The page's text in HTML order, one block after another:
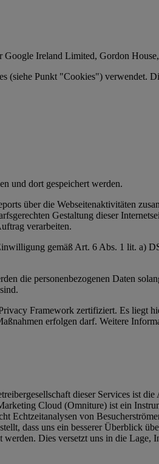
Ireland Limited, Gordon
(siehe Punkt "Cookies") verwendet.
und dort gespeichert werden.
über die Webseitenaktivitäten
Gestaltung dieser
verarbeiten.
gemäß Art. 6 Abs. 1 lit.
die personenbezogenen Daten
Framework zertifiziert. Es liegt
erfolgen darf. Weitere
dieser Services ist
Cloud (Omniture) ist ein
von
dass uns ein besserer Überblick
Dies versetzt uns in die